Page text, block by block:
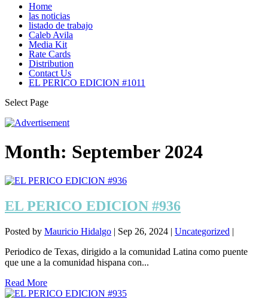
Home
las noticias
listado de trabajo
Caleb Avila
Media Kit
Rate Cards
Distribution
Contact Us
EL PERICO EDICION #1011
Select Page
Month: September 2024
EL PERICO EDICION #936
Posted by Mauricio Hidalgo | Sep 26, 2024 | Uncategorized |
Periodico de Texas, dirigido a la comunidad Latina como puente
que une a la comunidad hispana con...
Read More